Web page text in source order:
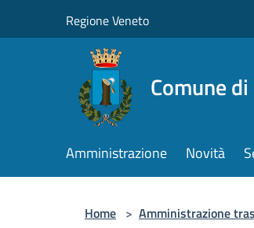
Regione Veneto
Comune
Amministrazione Novità
Home > Amministrazione